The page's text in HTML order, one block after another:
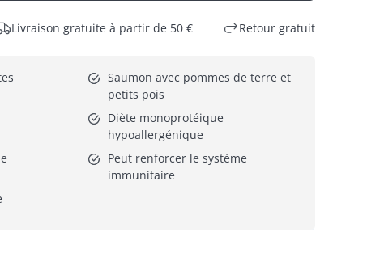
Livraison gratuite à partir de 50 € Retour gratuit
Saumon avec pommes de terre et
petits pois
Diète monoprotéique
hypoallergénique
Peut renforcer le système
immunitaire